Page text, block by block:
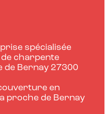
spécialisée
charpente
Bernay 27300
en
proche de Bernay